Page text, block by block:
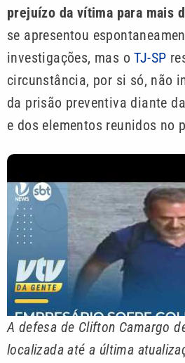
prejuízo da vítima para mais
se apresentou
investigações, mas oTJ-SP
circunstância, por si só, não
da prisão preventiva diante
e dos elementos reunidos no
A defesa de Clifton Camargo
localizada até a última